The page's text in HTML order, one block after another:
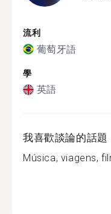
流利
葡萄牙語
學
英語
我喜歡談論的話題
Música, viagens,